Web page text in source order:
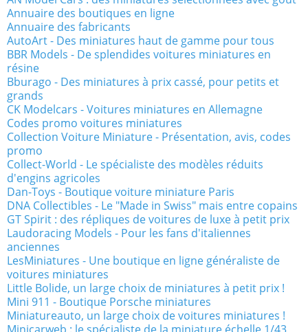
Annuaire des boutiques en ligne
Annuaire des fabricants
AutoArt - Des miniatures haut de gamme pour tous
BBR Models - De splendides voitures miniatures en
résine
Bburago - Des miniatures à prix cassé, pour petits et
grands
CK Modelcars - Voitures miniatures en Allemagne
Codes promo voitures miniatures
Collection Voiture Miniature - Présentation, avis, codes
promo
Collect-World - Le spécialiste des modèles réduits
d'engins agricoles
Dan-Toys - Boutique voiture miniature Paris
DNA Collectibles - Le "Made in Swiss" mais entre copains
GT Spirit : des répliques de voitures de luxe à petit prix
Laudoracing Models - Pour les fans d'italiennes
anciennes
LesMiniatures - Une boutique en ligne généraliste de
voitures miniatures
Little Bolide, un large choix de miniatures à petit prix !
Mini 911 - Boutique Porsche miniatures
Miniatureauto, un large choix de voitures miniatures !